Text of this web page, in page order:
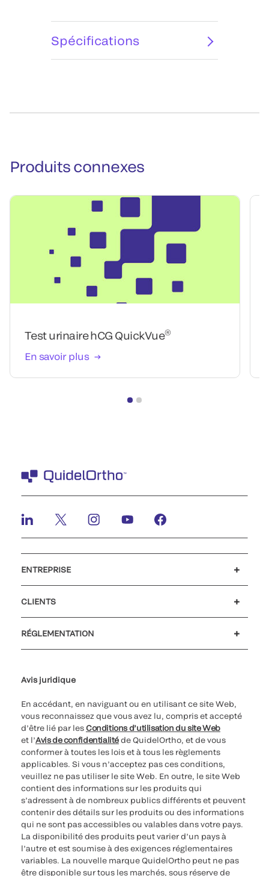
Spécifications
Produits connexes
Test urinaire hCG QuickVue®
En savoir plus
ENTREPRISE
CLIENTS
RÉGLEMENTATION
Avis juridique
En accédant, en naviguant ou en utilisant ce site Web,
vous reconnaissez que vous avez lu, compris et accepté
d’être lié par lesConditions d’utilisation du site Web
et l’Avis de confidentialitéde QuidelOrtho, et de vous
conformer à toutes les lois et à tous les règlements
applicables. Si vous n’acceptez pas ces conditions,
veuillez ne pas utiliser le site Web. En outre, le site Web
contient des informations sur les produits qui
s’adressent à de nombreux publics différents et peuvent
contenir des détails sur les produits ou des informations
qui ne sont pas accessibles ou valables dans votre pays.
La disponibilité des produits peut varier d’un pays à
l’autre et est soumise à des exigences réglementaires
variables. La nouvelle marque QuidelOrtho peut ne pas
être disponible sur tous les marchés, sous réserve de